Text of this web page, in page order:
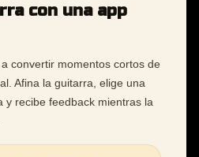
con una app
convertir momentos cortos de
Afina la guitarra, elige una
y recibe feedback mientras la